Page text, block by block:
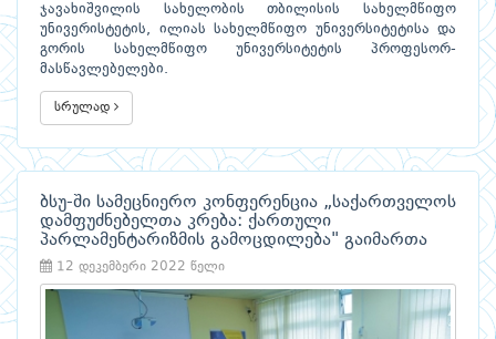
ჯავახიშვილის სახელობის თბილისის სახელმწიფო
უნივერისტეტის, ილიას სახელმწიფო უნივერსიტეტისა და
გორის სახელმწიფო უნივერსიტეტის პროფესორ-
მასწავლებელები.
სრულად
ბსუ-ში სამეცნიერო კონფერენცია „საქართველოს
დამფუძნებელთა კრება: ქართული
პარლამენტარიზმის გამოცდილება" გაიმართა
12 დეკემბერი 2022 წელი